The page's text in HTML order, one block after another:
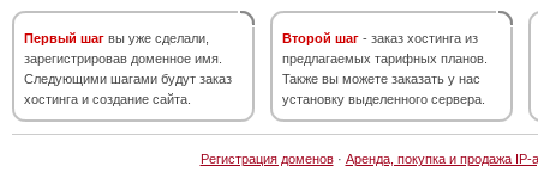
Первый шаг вы уже сделали,
зарегистрировав доменное имя.
Следующими шагами будут заказ
хостинга и создание сайта.
Второй шаг - заказ хостинга из
предлагаемых тарифных планов.
Также вы можете заказать у нас
установку выделенного сервера.
Регистрация доменов· Аренда, покупка и продажа IP-